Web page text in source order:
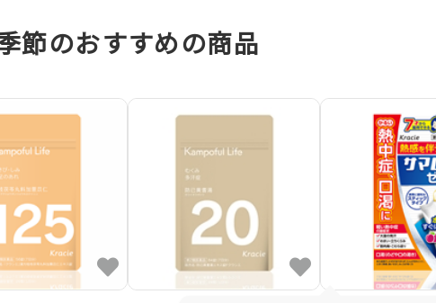
節のおすすめの商品